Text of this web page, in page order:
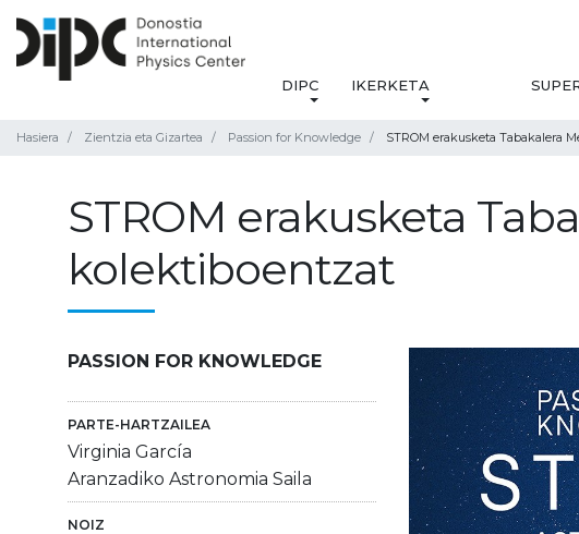
DIPC IKERKETA
Hasiera Zientzia eta Gizartea Passion for Knowledge STROM erakusketa Tabakalera
STROM erakusketa
kolektiboentzat
PASSION FOR KNOWLEDGE
PARTE-HARTZAILEA
Virginia García
Aranzadiko Astronomia Saila
NOIZ